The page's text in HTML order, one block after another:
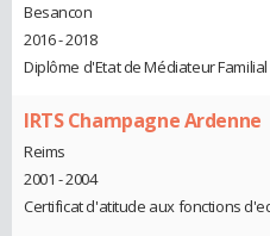
Besancon
2016 - 2018
Diplôme d'Etat de Médiateur Familial
IRTS Champagne Ardenne
Reims
2001 - 2004
Certificat d'atitude aux fonctions